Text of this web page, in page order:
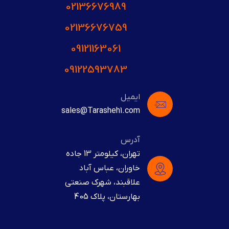
02136676989
02136676759
09121163061
09122593783
sales@Tarasheh1.com
ایمیل
تهران، کیلومتر 13 جاده
خاوران، عباس آباد
علاقبند، شهرک صنعتی
بهارستان، پلاک 405
آدرس